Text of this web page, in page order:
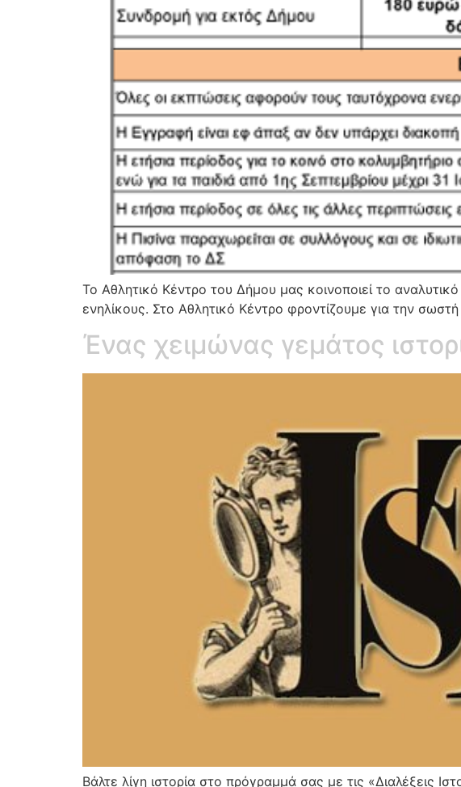
Το Αθλητικό Κέντρο του Δήμου μας κοινοποιεί το
ενηλίκους. Στο Αθλητικό Κέντρο φροντίζουμε για την
Ένας χειμώνας γεμάτος
Βάλτε λίγη ιστορία στο πρόγραμμά σας με τις «Διαλέξεις